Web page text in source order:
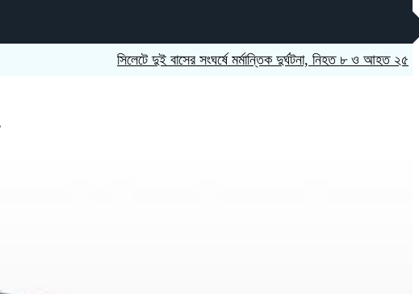
সিলেটে দুই বাসের সংঘর্ষে মর্মান্তিক দুর্ঘটনা, নিহত ৮ ও আহত ২৫
নাটোরে